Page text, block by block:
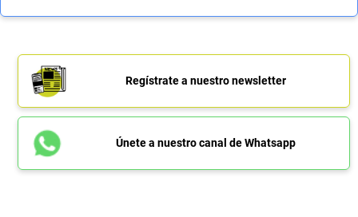
Regístrate a nuestro newsletter
Únete a nuestro canal de Whatsapp